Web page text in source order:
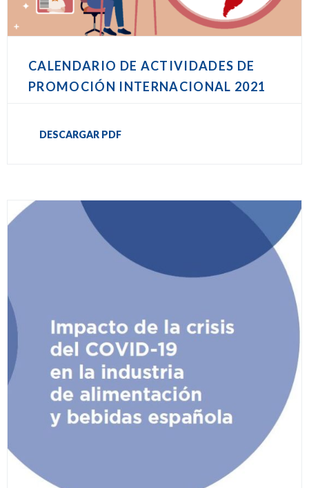
CALENDARIO DE ACTIVIDADES DE
PROMOCIÓN INTERNACIONAL 2021
DESCARGAR PDF